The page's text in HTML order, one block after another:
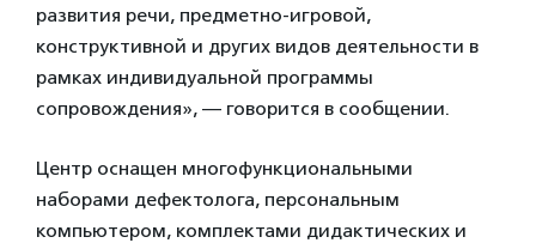
развития речи, предметно-игровой,
конструктивной и других видов деятельности в
рамках индивидуальной программы
сопровождения», — говорится в сообщении.
Центр оснащен многофункциональными
наборами дефектолога, персональным
компьютером, комплектами дидактических и